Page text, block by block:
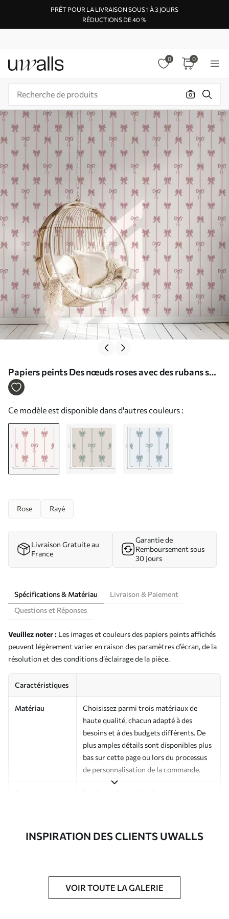
PRÊT POUR LA LIVRAISON SOUS 1 À 3 JOURS
RÉDUCTIONS DE 40 %
0 0
Papiers peints Des nœuds roses avec des rubans sur
un fond clair Nr. a01074
Ce modèle est disponible dans d'autres couleurs :
Rose Rayé
Livraison Gratuite au
France
Garantie de
Remboursement sous
30 Jours
Spécifications & Matériau
Livraison & Paiement
Questions et Réponses
Veuillez noter : Les images et couleurs des papiers peints affichés
peuvent légèrement varier en raison des paramètres d’écran, de la
résolution et des conditions d’éclairage de la pièce.
Caractéristiques
Matériau
Choisissez parmi trois matériaux de
haute qualité, chacun adapté à des
besoins et à des budgets différents. De
plus amples détails sont disponibles plus
bas sur cette page ou lors du processus
de personnalisation de la commande.
Finition Semi-mate
Vernis protecteur et/ou colle pour
INSPIRATION DES CLIENTS UWALLS
VOIR TOUTE LA GALERIE